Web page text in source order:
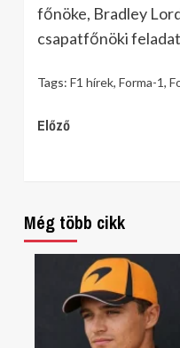
főnöke, Bradley
csapatfőnöki
Tags: F1 hírek, Forma-1,
Continue
Előző
Még több cikk